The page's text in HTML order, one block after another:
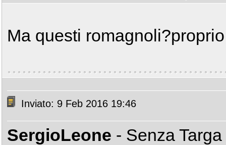
Ma questi
Inviato: 9 Feb 2016 19:46
SergioLeone - Senza Targa